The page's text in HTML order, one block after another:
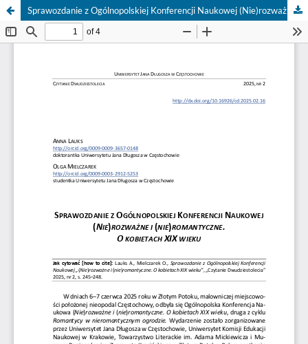
Sprawozdanie z Ogólnopolskiej Konferencji Naukowej (Nie)rozważne i (nie)romantyczne. O kobietach XIX wieku